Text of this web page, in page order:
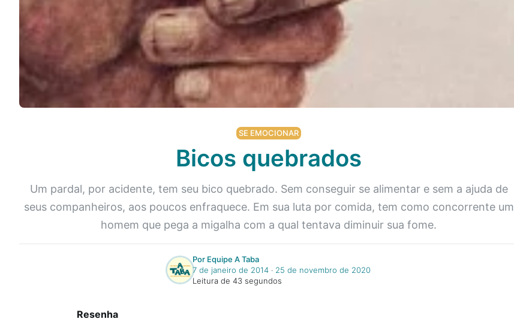
Podcast
Taba na Escola
SE EMOCIONAR
Bicos quebrados
Um pardal, por acidente, tem seu bico quebrado. Sem conseguir se alimentar e sem a ajuda de
seus companheiros, aos poucos enfraquece. Em sua luta por comida, tem como concorrente um
homem que pega a migalha com a qual tentava diminuir sua fome.
Por Equipe A Taba
7 de janeiro de 2014‧ 25 de novembro de 2020
Leitura de 43 segundos
Resenha